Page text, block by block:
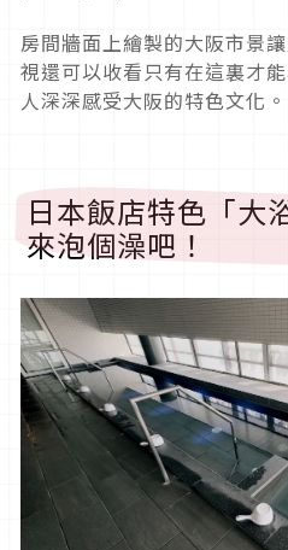
房間牆面上繪製的大阪市景
視還可以收看只有在這裏才
人深深感受大阪的特色文化。
日本飯店特色「大
來泡個澡吧！